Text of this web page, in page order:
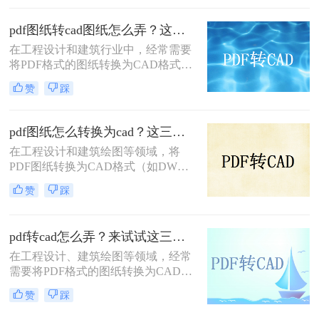
本文将介绍两种常见的转换方法。
pdf图纸转cad图纸怎么弄？这三种方法不容错过！
在工程设计和建筑行业中，经常需要
将PDF格式的图纸转换为CAD格式，
以便进行进一步的编辑和修改。那么
pdf图纸转cad图纸怎么弄呢？本文将
CAD图纸的方法，帮助您根据不同的
需求选择最合适的方式。
赞 踩
pdf图纸怎么转换为cad？这三种方法教会你！
在工程设计和建筑绘图等领域，将
PDF图纸转换为CAD格式（如DWG
或DXF）是一项常见的需求。这不仅
便于进一步编辑和修改，还能更好地
PDF转CAD的方法。
赞 踩
pdf转cad怎么弄？来试试这三种转换方法！
在工程设计、建筑绘图等领域，经常
需要将PDF格式的图纸转换为CAD格
式以便进行编辑和修改。那么pdf转
cad怎么弄呢？本文将介绍三种将PDF
赞 踩